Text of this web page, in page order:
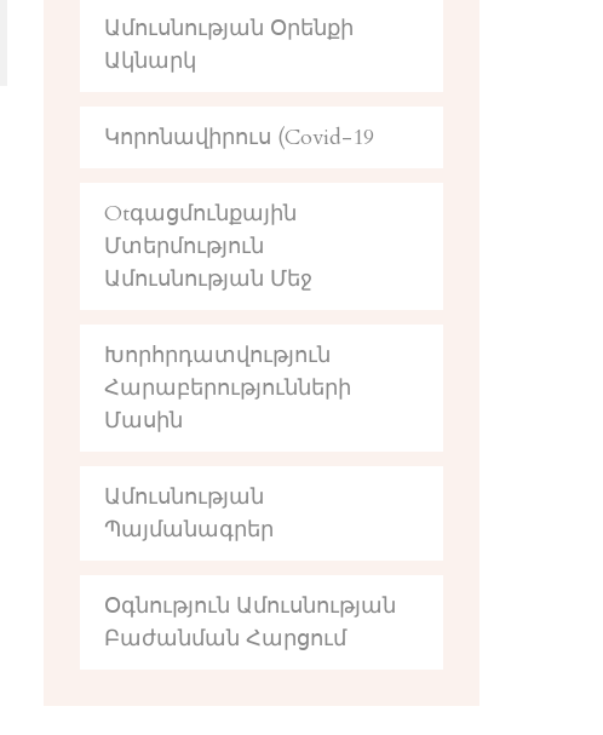
Ամուսնության Օրենքի
Ակնարկ
Կորոնավիրուս (Covid-19
Otգացմունքային
Մտերմություն
Ամուսնության Մեջ
Խորհրդատվություն
Հարաբերությունների
Մասին
Ամուսնության
Պայմանագրեր
Օգնություն Ամուսնության
Բաժանման Հարցում